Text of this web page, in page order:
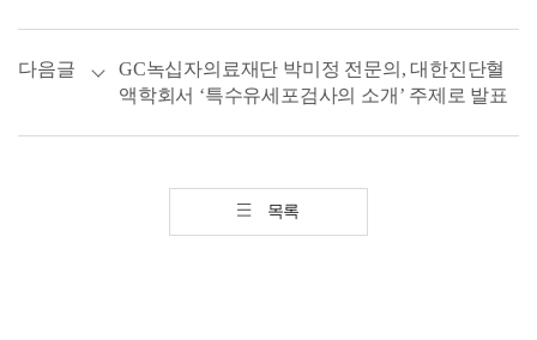
다음글
GC녹십자의료재단 박미정 전문의, 대한진단혈
액학회서 ‘특수유세포검사의 소개’ 주제로 발표
목록